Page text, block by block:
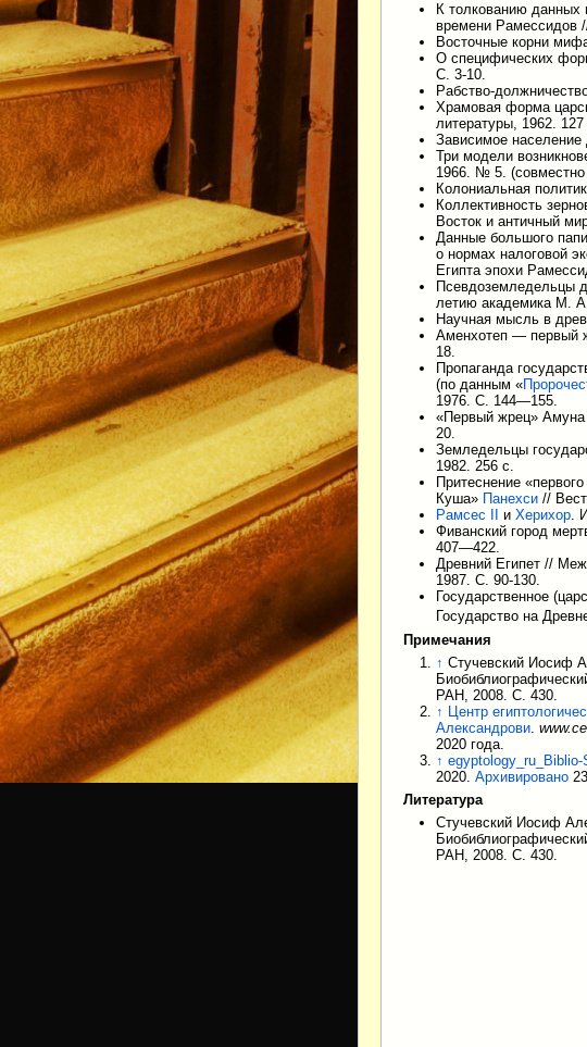
К толкованию данных
времени
Восточные корни
О специфических
С. 3-10.
Рабство-
Храмовая форма
литературы, 1962. 127
Зависимое
Три модели
1966. № 5.
Колониальная
Коллективность
Восток и античный
Данные большого
о нормах налоговой
Египта эпохи
Псевдоземледельцы
летию академика М.
Научная мысль в
Аменхотеп — первый
18.
Пропаганда
(по данным «
1976. С. 144—155.
«Первый жрец»
20.
Земледельцы
1982. 256 с.
Притеснение
Куша» Панехси //
Рамсес II
и Херихор.
Фиванский город
407—422.
Древний Египет //
1987. С. 90-130.
Государственное
Государство на
Примечания
↑ Стучевский Иосиф
РАН, 2008. С. 430.
↑
Центр
Александрови
2020 года.
↑
2020. Архивировано
Литература
Стучевский Иосиф
РАН, 2008. С. 430.